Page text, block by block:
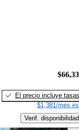
El precio incluye tasas
$1,381/mes
Verif. disponibilidad